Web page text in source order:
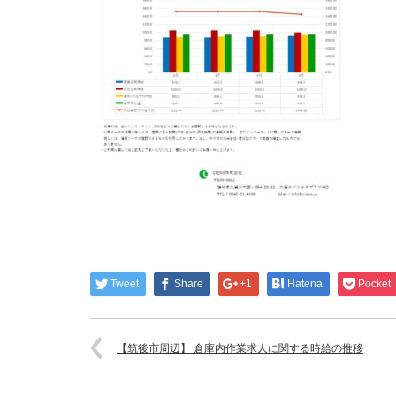
Tweet Share +1 Hatena Pocket
【筑後市周辺】 倉庫内作業求人に関する時給の推移